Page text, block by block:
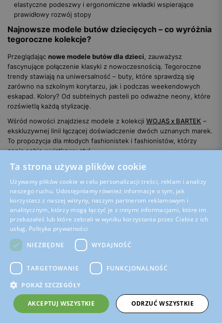
elastyczne podeszwy i ergonomiczne wkładki wspierające
prawidłowy rozwój stopy
Najnowsze modele butów dziecięcych – co wyróżnia
tegoroczne kolekcje?
Przeglądając nowe modele butów dla dzieci, zauważysz
fascynujące połączenie klasyki z nowoczesnością. Tegoroczne
trendy stawiają na uniwersalność – buty, które sprawdzą się
zarówno na szkolnym korytarzu, jak i podczas weekendowych
eskapad. Kolory? Od subtelnych pasteli po odważne neony, które
rozświetlą każdą stylizację.
Wśród nowości znajdziesz modele z kolekcji WOJAS x BARTEK –
ekskluzywnej linii łączącej doświadczenie dwóch uznanych marek.
To propozycja dla młodych fashionistek i fashionistów, którzy
cenią sobie wyjątkowy styl.
Buty dziecięce sezon 2024 – technologie, które
zachwycają
Najnowsze buty dziecięceto prawdziwe cuda techniki
obuwniczej. Wykorzystują rozwiązania, które jeszcze kilka lat temu
wydawały się futurystyczne. System
WATERPROOF zapewnia
stopom suchość nawet podczas najbardziej deszczowych dni, a
specjalne membrany pozwalają skórze oddychać.
Dla najmłodszych odkrywców świata przygotowano kolekcję
dla najmłodszychcharakteryzują się wyjątkowo miękką
konstrukcją i elastyczną podeszwą, która pozwala stopie
pracować naturalnie.
Nowości obuwnicze dla aktywnych dzieci
Ta strona używa plików cookie
Używamy plików cookie w celu personalizacji treści, reklam i analizy
naszego ruchu. Udostępniamy również informacje o tym, jak
korzystasz z naszej witryny, naszym partnerom reklamowym i
analitycznym, którzy mogą łączyć je z innymi informacjami, które im
przekazałeś lub które zebrali w wyniku korzystania przez Ciebie z ich
usług. Polityka prywatności
NIEZBĘDNE
WYDAJNOŚĆ
TARGETOWANIE FUNKCJONALNOŚĆ
POKAŻ SZCZEGÓŁY
AKCEPTUJ WSZYSTKIE ODRZUĆ WSZYSTKIE